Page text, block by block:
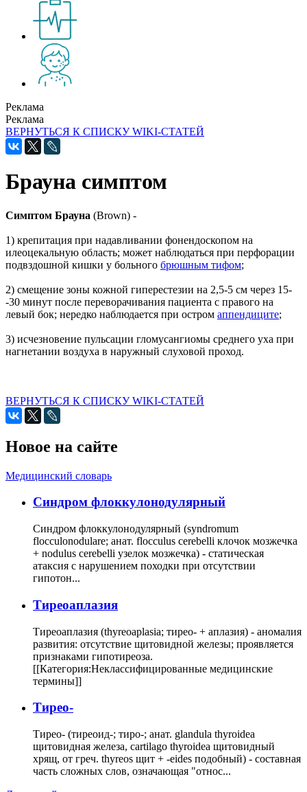
Реклама
Реклама
ВЕРНУТЬСЯ К СПИСКУ WIKI-СТАТЕЙ
Брауна симптом
Симптом Брауна (Brown) -
1) крепитация при надавливании фонендоскопом на
илеоцекальную область; может наблюдаться при перфорации
подвздошной кишки у больного брюшным тифом;
2) смещение зоны кожной гиперестезии на 2,5-5 см через 15-
-30 минут после переворачивания пациента с правого на
левый бок; нередко наблюдается при остром аппендиците;
3) исчезновение пульсации гломусангиомы среднего уха при
нагнетании воздуха в наружный слуховой проход.
ВЕРНУТЬСЯ К СПИСКУ WIKI-СТАТЕЙ
Новое на сайте
Медицинский словарь
Cиндром флоккулонодулярный
Синдром флоккулонодулярный (syndromum
flocculonodulare; анат. flocculus cerebelli клочок мозжечка
+ nodulus cerebelli узелок мозжечка) - статическая
атаксия с нарушением походки при отсутствии
гипотон...
Тиреоаплазия
Тиреоаплазия (thyreoaplasia; тирео- + аплазия) - аномалия
развития: отсутствие щитовидной железы; проявляется
признаками гипотиреоза.
[[Категория:Неклассифицированные медицинские
термины]]
Тирео-
Тирео- (тиреоид-; тиро-; анат. glandula thyroidea
щитовидная железа, cartilago thyroidea щитовидный
хрящ, от греч. thyreos щит + -eides подобный) - составная
часть сложных слов, означающая "относ...